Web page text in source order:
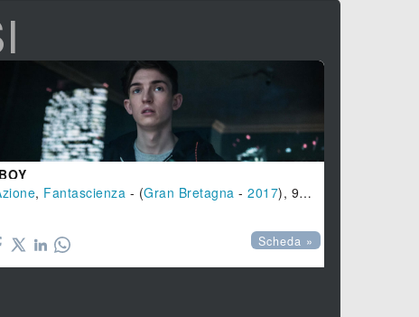
, Fantascienza - (Gran Bretagna - 2017), 91 min.
Scheda »